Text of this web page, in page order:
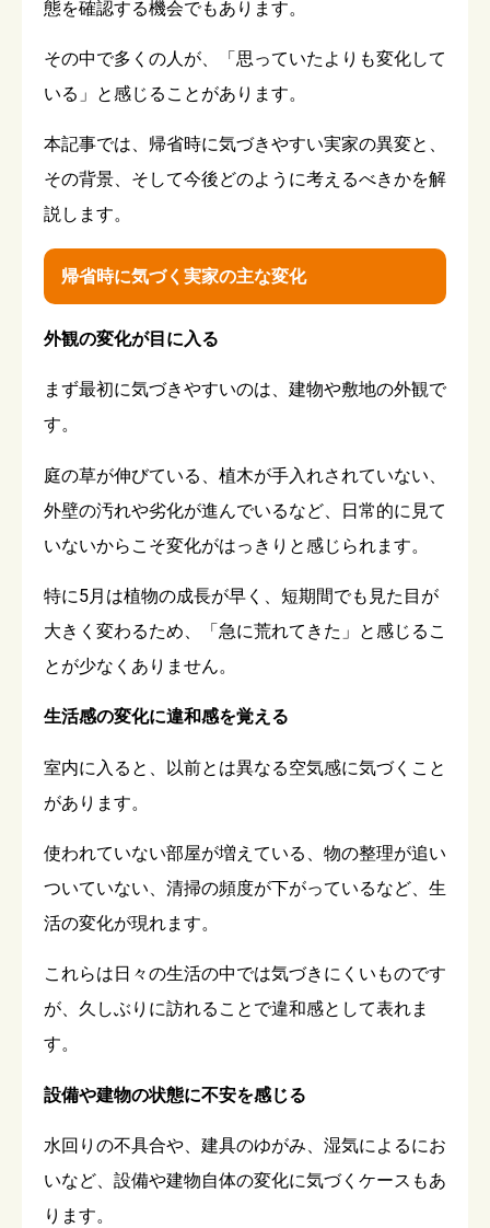
態を確認する機会でもあります。
その中で多くの人が、「思っていたよりも変化して
いる」と感じることがあります。
本記事では、帰省時に気づきやすい実家の異変と、
その背景、そして今後どのように考えるべきかを解
説します。
帰省時に気づく実家の主な変化
外観の変化が目に入る
まず最初に気づきやすいのは、建物や敷地の外観で
す。
庭の草が伸びている、植木が手入れされていない、
外壁の汚れや劣化が進んでいるなど、日常的に見て
いないからこそ変化がはっきりと感じられます。
特に5月は植物の成長が早く、短期間でも見た目が
大きく変わるため、「急に荒れてきた」と感じるこ
とが少なくありません。
生活感の変化に違和感を覚える
室内に入ると、以前とは異なる空気感に気づくこと
があります。
使われていない部屋が増えている、物の整理が追い
ついていない、清掃の頻度が下がっているなど、生
活の変化が現れます。
これらは日々の生活の中では気づきにくいものです
が、久しぶりに訪れることで違和感として表れま
す。
設備や建物の状態に不安を感じる
水回りの不具合や、建具のゆがみ、湿気によるにお
いなど、設備や建物自体の変化に気づくケースもあ
ります。